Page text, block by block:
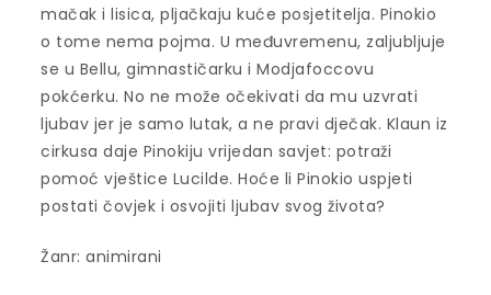
mačak i lisica, pljačkaju kuće posjetitelja. Pinokio
o tome nema pojma. U međuvremenu, zaljubljuje
se u Bellu, gimnastičarku i Modjafoccovu
pokćerku. No ne može očekivati da mu uzvrati
ljubav jer je samo lutak, a ne pravi dječak. Klaun iz
cirkusa daje Pinokiju vrijedan savjet: potraži
pomoć vještice Lucilde. Hoće li Pinokio uspjeti
postati čovjek i osvojiti ljubav svog života?
Žanr: animirani